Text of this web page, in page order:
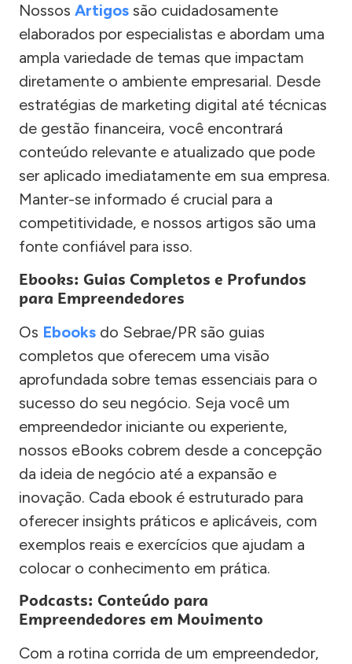
Nossos Artigos são cuidadosamente
elaborados por especialistas e abordam uma
ampla variedade de temas que impactam
diretamente o ambiente empresarial. Desde
estratégias de marketing digital até técnicas
de gestão financeira, você encontrará
conteúdo relevante e atualizado que pode
ser aplicado imediatamente em sua empresa.
Manter-se informado é crucial para a
competitividade, e nossos artigos são uma
fonte confiável para isso.
Ebooks: Guias Completos e Profundos
para Empreendedores
Os Ebooks do Sebrae/PR são guias
completos que oferecem uma visão
aprofundada sobre temas essenciais para o
sucesso do seu negócio. Seja você um
empreendedor iniciante ou experiente,
nossos eBooks cobrem desde a concepção
da ideia de negócio até a expansão e
inovação. Cada ebook é estruturado para
oferecer insights práticos e aplicáveis, com
exemplos reais e exercícios que ajudam a
colocar o conhecimento em prática.
Podcasts: Conteúdo para
Empreendedores em Movimento
Com a rotina corrida de um empreendedor,